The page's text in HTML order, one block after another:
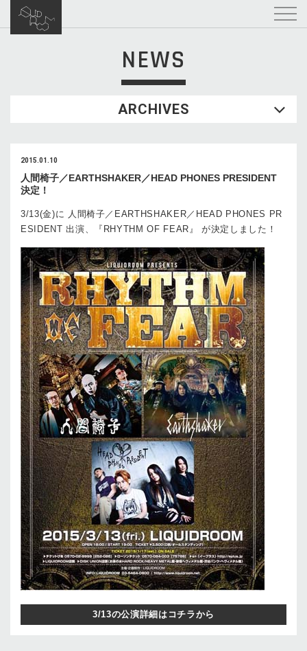
NEWS
ARCHIVES
2015.01.10
人間椅子／EARTHSHAKER／HEAD PHONES PRESIDENT
決定！
3/13(金)に 人間椅子／EARTHSHAKER／HEAD PHONES PR
ESIDENT 出演、『RHYTHM OF FEAR』 が決定しました！
3/13の公演詳細はコチラから